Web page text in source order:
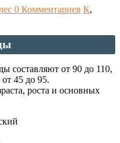
0 Комментариев К,
составляют от 90 до 110,
45 до 95.
роста и основных